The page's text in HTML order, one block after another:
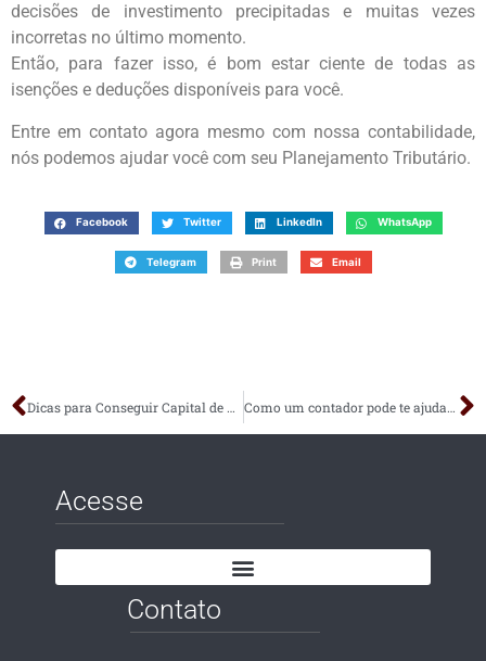
decisões de investimento precipitadas e muitas vezes
incorretas no último momento.
Então, para fazer isso, é bom estar ciente de todas as
isenções e deduções disponíveis para você.
Entre em contato agora mesmo com nossa contabilidade,
nós podemos ajudar você com seu Planejamento Tributário.
Facebook Twitter LinkedIn WhatsApp
Telegram Print Email
Dicas para Conseguir Capital de Giro para Sua Empresa Como um contador pode te ajudar na Abertura da sua Empresa
Acesse
Contato